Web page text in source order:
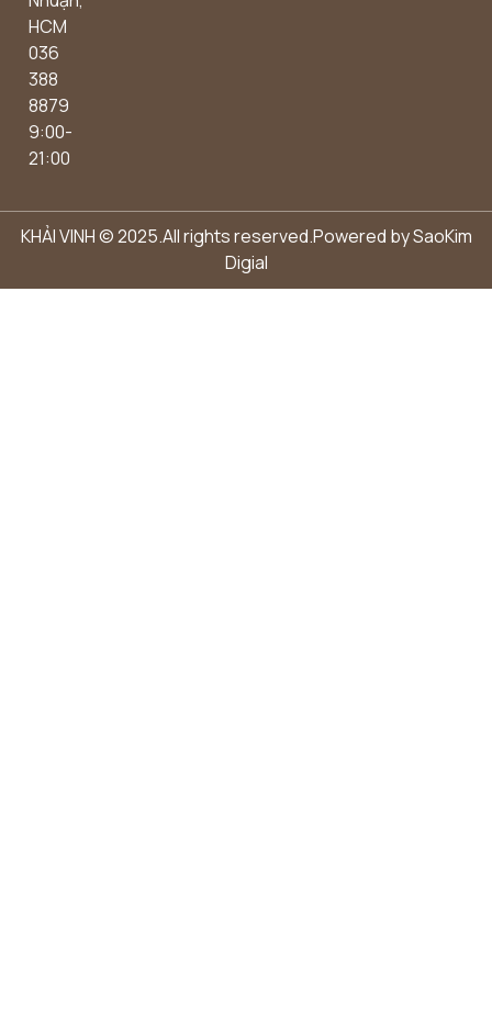
HCM
036
388
8879
9:00-
21:00
KHẢI VINH © 2025.All rights reserved.Powered bySaoKim
Digial